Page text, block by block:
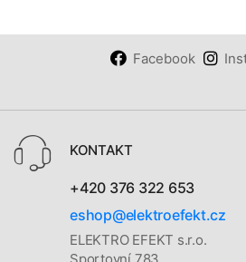
Facebook
KONTAKT
+420 376 322 653
eshop@elektroefekt.cz
ELEKTRO EFEKT s.r.o.